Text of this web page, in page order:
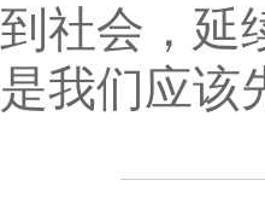
到社会，延
是我们应该